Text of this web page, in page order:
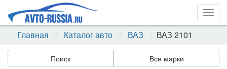
Главная
Каталог авто ВАЗ ВАЗ 2101
Поиск Все марки